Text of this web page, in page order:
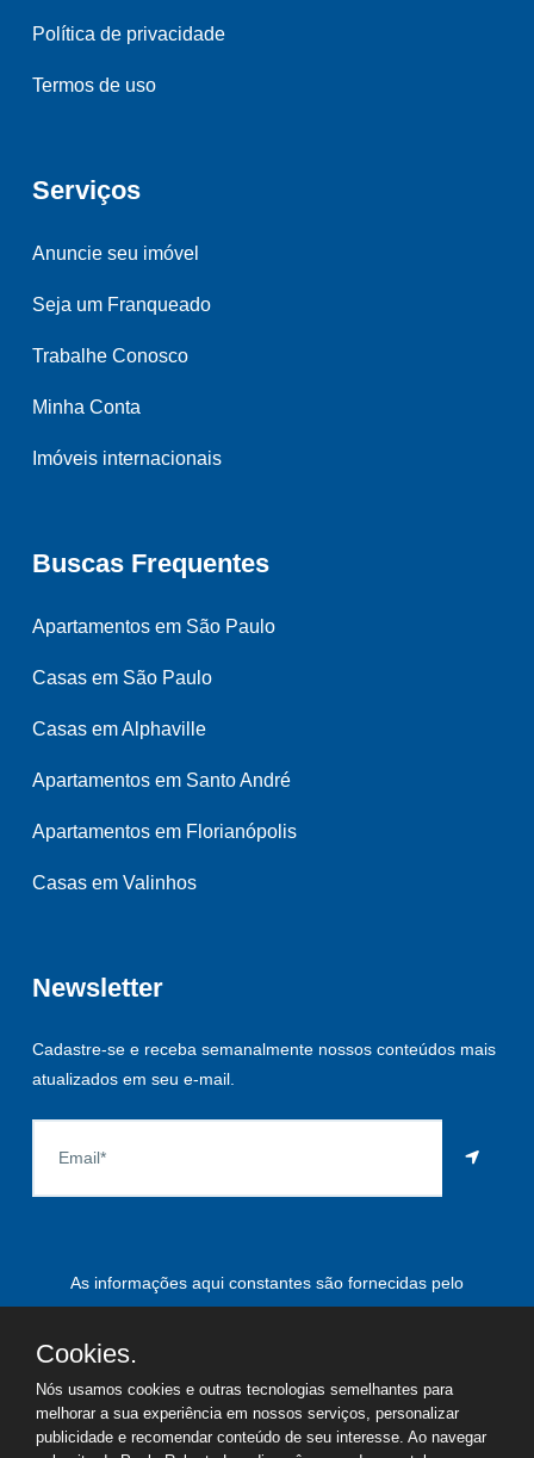
Política de privacidade
Termos de uso
Serviços
Anuncie seu imóvel
Seja um Franqueado
Trabalhe Conosco
Minha Conta
Imóveis internacionais
Buscas Frequentes
Apartamentos em São Paulo
Casas em São Paulo
Casas em Alphaville
Apartamentos em Santo André
Apartamentos em Florianópolis
Casas em Valinhos
Newsletter
Cadastre-se e receba semanalmente nossos conteúdos mais
atualizados em seu e-mail.
As informações aqui constantes são fornecidas pelo
proprietário do imóvel e estão sujeitas a alteração a qualquer
© 2026 Copyright - Paulo Roberto Leardi | Todos os direitos
Cookies.
Nós usamos cookies e outras tecnologias semelhantes para
melhorar a sua experiência em nossos serviços, personalizar
publicidade e recomendar conteúdo de seu interesse. Ao navegar